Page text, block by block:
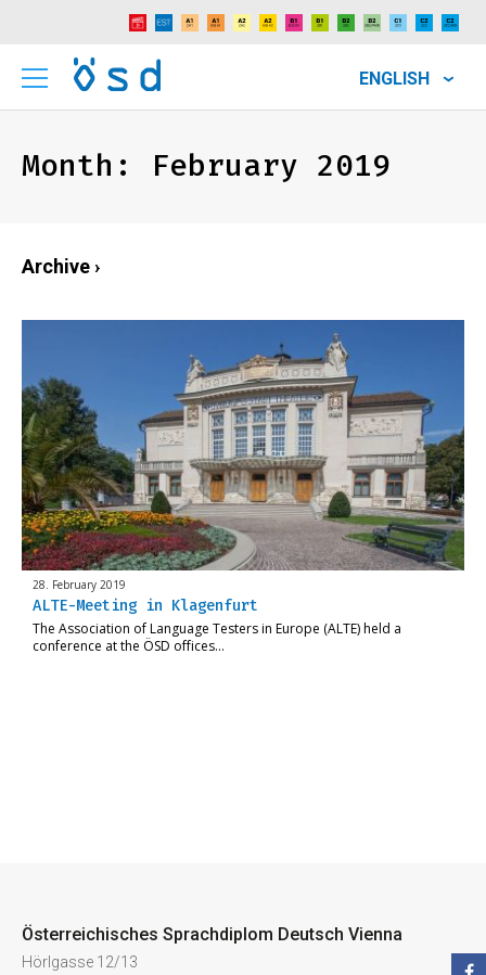
ENGLISH
Month: February 2019
Archive
28. February 2019
ALTE-Meeting in Klagenfurt
The Association of Language Testers in Europe (ALTE) held a
conference at the ÖSD offices…
Österreichisches Sprachdiplom Deutsch Vienna
Hörlgasse 12/13